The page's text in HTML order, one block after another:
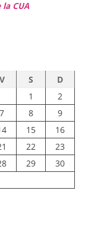
CUA
V S
D
1
2
7 8
9
15
16
22
23
29
30